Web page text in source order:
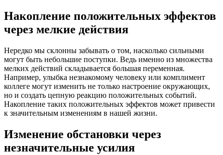
Накопление положительных эффектов
через мелкие действия
Нередко мы склонны забывать о том, насколько сильными
могут быть небольшие поступки. Ведь именно из множества
мелких действий складывается большая переменная.
Например, улыбка незнакомому человеку или комплимент
коллеге могут изменить не только настроение окружающих,
но и создать цепную реакцию положительных событий.
Накопление таких положительных эффектов может привести
к значительным изменениям в нашей жизни.
Изменение обстановки через
незначительные усилия